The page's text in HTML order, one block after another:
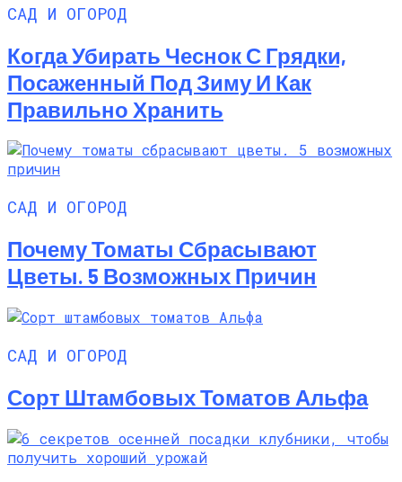
САД И ОГОРОД
Когда Убирать Чеснок С Грядки,
Посаженный Под Зиму И Как
Правильно Хранить
САД И ОГОРОД
Почему Томаты Сбрасывают
Цветы. 5 Возможных Причин
САД И ОГОРОД
Сорт Штамбовых Томатов Альфа